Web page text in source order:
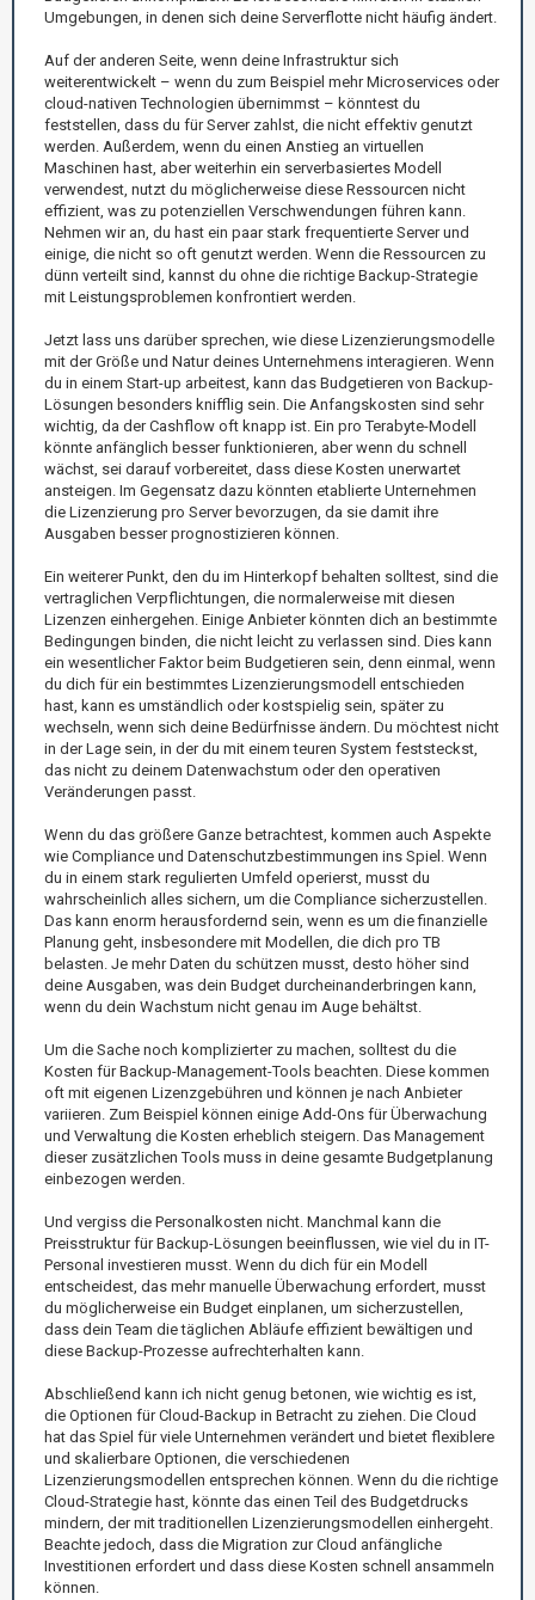
Umgebungen, in denen sich deine Serverflotte nicht häufig ändert.
Auf der anderen Seite, wenn deine Infrastruktur sich
weiterentwickelt – wenn du zum Beispiel mehr Microservices oder
cloud-nativen Technologien übernimmst – könntest du
feststellen, dass du für Server zahlst, die nicht effektiv genutzt
werden. Außerdem, wenn du einen Anstieg an virtuellen
Maschinen hast, aber weiterhin ein serverbasiertes Modell
verwendest, nutzt du möglicherweise diese Ressourcen nicht
effizient, was zu potenziellen Verschwendungen führen kann.
Nehmen wir an, du hast ein paar stark frequentierte Server und
einige, die nicht so oft genutzt werden. Wenn die Ressourcen zu
dünn verteilt sind, kannst du ohne die richtige Backup-Strategie
mit Leistungsproblemen konfrontiert werden.
Jetzt lass uns darüber sprechen, wie diese Lizenzierungsmodelle
mit der Größe und Natur deines Unternehmens interagieren. Wenn
du in einem Start-up arbeitest, kann das Budgetieren von Backup-
Lösungen besonders knifflig sein. Die Anfangskosten sind sehr
wichtig, da der Cashflow oft knapp ist. Ein pro Terabyte-Modell
könnte anfänglich besser funktionieren, aber wenn du schnell
wächst, sei darauf vorbereitet, dass diese Kosten unerwartet
ansteigen. Im Gegensatz dazu könnten etablierte Unternehmen
die Lizenzierung pro Server bevorzugen, da sie damit ihre
Ausgaben besser prognostizieren können.
Ein weiterer Punkt, den du im Hinterkopf behalten solltest, sind die
vertraglichen Verpflichtungen, die normalerweise mit diesen
Lizenzen einhergehen. Einige Anbieter könnten dich an bestimmte
Bedingungen binden, die nicht leicht zu verlassen sind. Dies kann
ein wesentlicher Faktor beim Budgetieren sein, denn einmal, wenn
du dich für ein bestimmtes Lizenzierungsmodell entschieden
hast, kann es umständlich oder kostspielig sein, später zu
wechseln, wenn sich deine Bedürfnisse ändern. Du möchtest nicht
in der Lage sein, in der du mit einem teuren System feststeckst,
das nicht zu deinem Datenwachstum oder den operativen
Veränderungen passt.
Wenn du das größere Ganze betrachtest, kommen auch Aspekte
wie Compliance und Datenschutzbestimmungen ins Spiel. Wenn
du in einem stark regulierten Umfeld operierst, musst du
wahrscheinlich alles sichern, um die Compliance sicherzustellen.
Das kann enorm herausfordernd sein, wenn es um die finanzielle
Planung geht, insbesondere mit Modellen, die dich pro TB
belasten. Je mehr Daten du schützen musst, desto höher sind
deine Ausgaben, was dein Budget durcheinanderbringen kann,
wenn du dein Wachstum nicht genau im Auge behältst.
Um die Sache noch komplizierter zu machen, solltest du die
Kosten für Backup-Management-Tools beachten. Diese kommen
oft mit eigenen Lizenzgebühren und können je nach Anbieter
variieren. Zum Beispiel können einige Add-Ons für Überwachung
und Verwaltung die Kosten erheblich steigern. Das Management
dieser zusätzlichen Tools muss in deine gesamte Budgetplanung
einbezogen werden.
Und vergiss die Personalkosten nicht. Manchmal kann die
Preisstruktur für Backup-Lösungen beeinflussen, wie viel du in IT-
Personal investieren musst. Wenn du dich für ein Modell
entscheidest, das mehr manuelle Überwachung erfordert, musst
du möglicherweise ein Budget einplanen, um sicherzustellen,
dass dein Team die täglichen Abläufe effizient bewältigen und
diese Backup-Prozesse aufrechterhalten kann.
Abschließend kann ich nicht genug betonen, wie wichtig es ist,
die Optionen für Cloud-Backup in Betracht zu ziehen. Die Cloud
hat das Spiel für viele Unternehmen verändert und bietet flexiblere
und skalierbare Optionen, die verschiedenen
Lizenzierungsmodellen entsprechen können. Wenn du die richtige
Cloud-Strategie hast, könnte das einen Teil des Budgetdrucks
mindern, der mit traditionellen Lizenzierungsmodellen einhergeht.
Beachte jedoch, dass die Migration zur Cloud anfängliche
Investitionen erfordert und dass diese Kosten schnell ansammeln
können.